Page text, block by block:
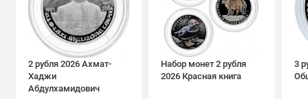
2 рубля 2026 Ахмат-
Хаджи
Абдулхамидович
Набор монет 2 рубля
2026 Красная книга
3